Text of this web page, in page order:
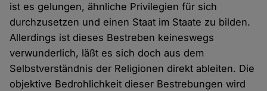
ist es gelungen, ähnliche Privilegien für sich
durchzusetzen und einen Staat im Staate zu bilden.
Allerdings ist dieses Bestreben keineswegs
verwunderlich, läßt es sich doch aus dem
Selbstverständnis der Religionen direkt ableiten. Die
objektive Bedrohlichkeit dieser Bestrebungen wird